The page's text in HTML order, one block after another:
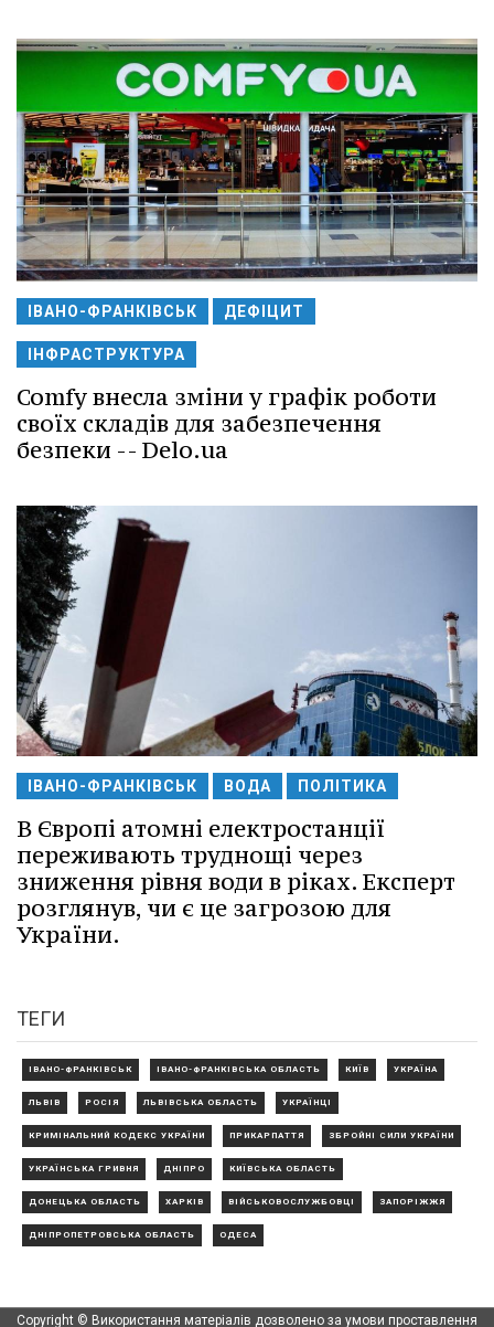
ІВАНО-ФРАНКІВСЬК ДЕФІЦИТ
ІНФРАСТРУКТУРА
Comfy внесла зміни у графік роботи
своїх складів для забезпечення
безпеки -- Delo.ua
ІВАНО-ФРАНКІВСЬК ВОДА ПОЛІТИКА
В Європі атомні електростанції
переживають труднощі через
зниження рівня води в ріках. Експерт
розглянув, чи є це загрозою для
України.
ТЕГИ
ІВАНО-ФРАНКІВСЬК ІВАНО-ФРАНКІВСЬКА ОБЛАСТЬ КИЇВ УКРАЇНА
ЛЬВІВ РОСІЯ ЛЬВІВСЬКА ОБЛАСТЬ УКРАЇНЦІ
КРИМІНАЛЬНИЙ КОДЕКС УКРАЇНИ ПРИКАРПАТТЯ ЗБРОЙНІ СИЛИ УКРАЇНИ
УКРАЇНСЬКА ГРИВНЯ ДНІПРО КИЇВСЬКА ОБЛАСТЬ
ДОНЕЦЬКА ОБЛАСТЬ ХАРКІВ ВІЙСЬКОВОСЛУЖБОВЦІ ЗАПОРІЖЖЯ
ДНІПРОПЕТРОВСЬКА ОБЛАСТЬ ОДЕСА
Copyright © Використання матеріалів дозволено за умови проставлення